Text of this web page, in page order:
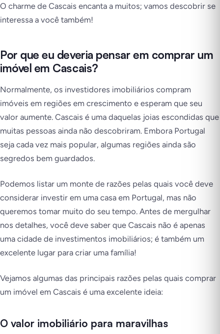
O charme de Cascais encanta a muitos; vamos descobrir se
interessa a você também!
Por que eu deveria pensar em comprar um
imóvel em Cascais?
Normalmente, os investidores imobiliários compram
imóveis em regiões em crescimento e esperam que seu
valor aumente. Cascais é uma daquelas joias escondidas que
muitas pessoas ainda não descobriram. Embora Portugal
seja cada vez mais popular, algumas regiões ainda são
segredos bem guardados.
Podemos listar um monte de razões pelas quais você deve
considerar investir em uma casa em Portugal, mas não
queremos tomar muito do seu tempo. Antes de mergulhar
nos detalhes, você deve saber que Cascais não é apenas
uma cidade de investimentos imobiliários; é também um
excelente lugar para criar uma família!
Vejamos algumas das principais razões pelas quais comprar
um imóvel em Cascais é uma excelente ideia:
O valor imobiliário para maravilhas